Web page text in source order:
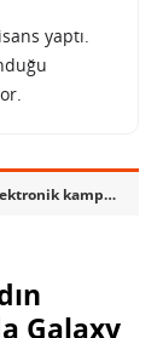
yaptı.
A101 2 Ekim 2025 Aldın Aldın elektronik kampanyasında Galaxy Z Flip 7 var
Galaxy